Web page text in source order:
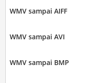
WMV sampai AIFF
WMV sampai AVI
WMV sampai BMP